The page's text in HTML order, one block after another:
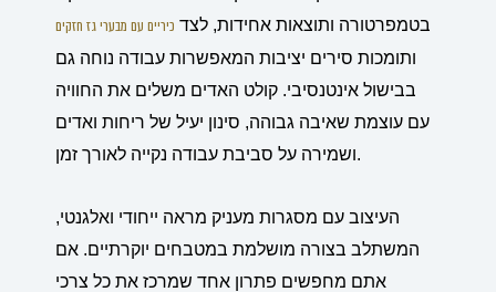
בטמפרטורה ותוצאות אחידות, לצד כיריים עם מבערי גז חזקים
ותומכות סירים יציבות המאפשרות עבודה נוחה גם
בבישול אינטנסיבי. קולט האדים משלים את החוויה
עם עוצמת שאיבה גבוהה, סינון יעיל של ריחות ואדים
ושמירה על סביבת עבודה נקייה לאורך זמן.
העיצוב עם מסגרות מעניק מראה ייחודי ואלגנטי,
המשתלב בצורה מושלמת במטבחים יוקרתיים. אם
אתם מחפשים פתרון אחד שמרכז את כל צרכי